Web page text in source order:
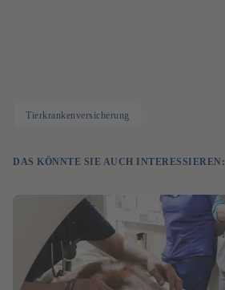
Tierkrankenversicherung
DAS KÖNNTE SIE AUCH INTERESSIEREN: